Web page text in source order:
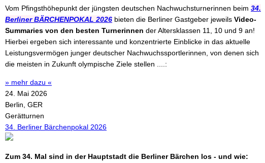
Vom Pfingsthöhepunkt der jüngsten deutschen Nachwuchsturnerinnen beim 34.
Berliner BÄRCHENPOKAL 2026 bieten die Berliner Gastgeber jeweils Video-
Summaries von den besten Turnerinnen der Altersklassen 11, 10 und 9 an!
Hierbei ergeben sich interessante und konzentrierte Einblicke in das aktuelle
Leistungsvermögen junger deutscher Nachwuchssportlerinnen, von denen sich
die meisten in Zukunft olympische Ziele stellen ....:
» mehr dazu «
24. Mai 2026
Berlin, GER
Gerätturnen
34. Berliner Bärchenpokal 2026
Zum 34. Mal sind in der Hauptstadt die Berliner Bärchen los - und wie: